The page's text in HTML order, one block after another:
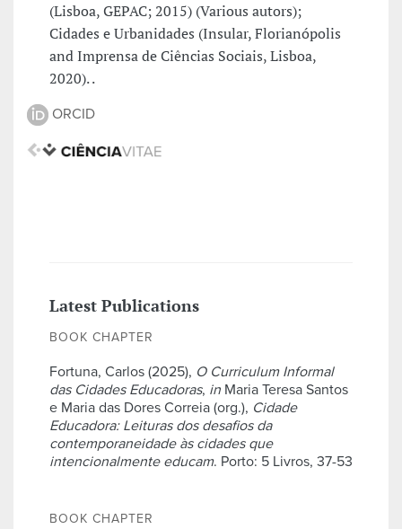
(Lisboa, GEPAC; 2015) (Various autors);
Cidades e Urbanidades (Insular, Florianópolis
and Imprensa de Ciências Sociais, Lisboa,
2020). .
ORCID
Latest Publications
BOOK CHAPTER
Fortuna, Carlos (2025), O Curriculum Informal
das Cidades Educadoras, in Maria Teresa Santos
e Maria das Dores Correia (org.), Cidade
Educadora: Leituras dos desafios da
contemporaneidade às cidades que
intencionalmente educam. Porto: 5 Livros, 37-53
BOOK CHAPTER